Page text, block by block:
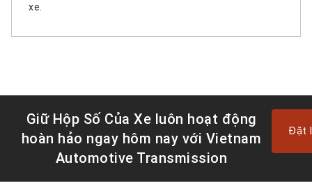
xe.
Giữ Hộp Số Của Xe luôn hoạt động
hoàn hảo ngay hôm nay với Vietnam
Automotive Transmission
Đặt